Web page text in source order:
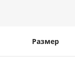
Размер